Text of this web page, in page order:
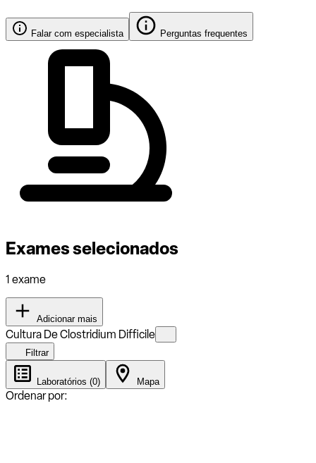
Falar com especialista Perguntas frequentes
Exames selecionados
1 exame
Adicionar mais
Cultura De Clostridium Difficile
Filtrar
Laboratórios (0) Mapa
Ordenar por: